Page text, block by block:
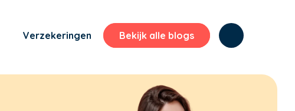
Verzekeringen Bekijk alle blogs